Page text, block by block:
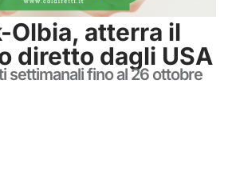
Olbia, atterra il
diretto dagli USA
settimanali fino al 26 ottobre